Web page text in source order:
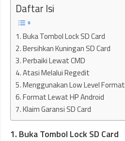
Daftar Isi
1. Buka Tombol Lock SD Card
2. Bersihkan Kuningan SD Card
3. Perbaiki Lewat CMD
4. Atasi Melalui Regedit
5. Menggunakan Low Level Format
6. Format Lewat HP Android
7. Klaim Garansi SD Card
1. Buka Tombol Lock SD Card